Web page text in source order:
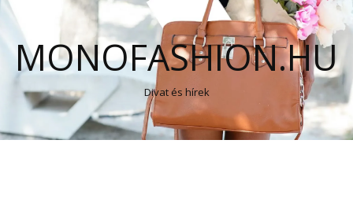
MONOFASHION.HU
Divat és hírek